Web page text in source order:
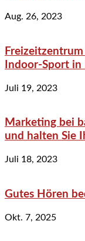
Aug. 26, 2023
Indoor-Sport
Juli 19, 2023
Marketing bei
und halten Sie
Juli 18, 2023
Gutes Hören
Okt. 7, 2025